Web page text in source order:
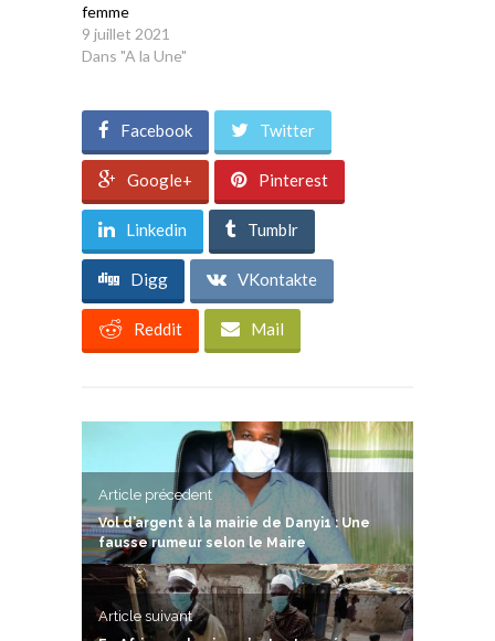
femme
9 juillet 2021
Dans "A la Une"
Facebook Twitter
Google+ Pinterest
Linkedin Tumblr
Digg VKontakte
Reddit Mail
Article précedent
Vol d’argent à la mairie de Danyi1 : Une
fausse rumeur selon le Maire
Article suivant